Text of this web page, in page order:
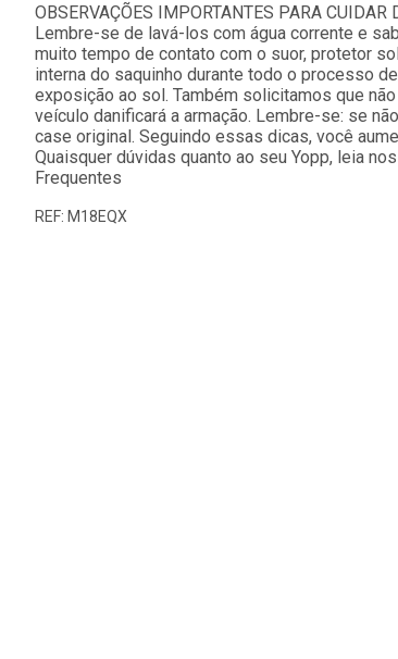
OBSERVAÇÕES IMPORTANTES PARA CUIDAR
Lembre-se de lavá-los com água corrente e
muito tempo de contato com o suor, protetor
interna do saquinho durante todo o processo
exposição ao sol. Também solicitamos que
veículo danificará a armação. Lembre-se: se
case original. Seguindo essas dicas, você
Quaisquer dúvidas quanto ao seu Yopp, leia
Frequentes
REF: M18EQX